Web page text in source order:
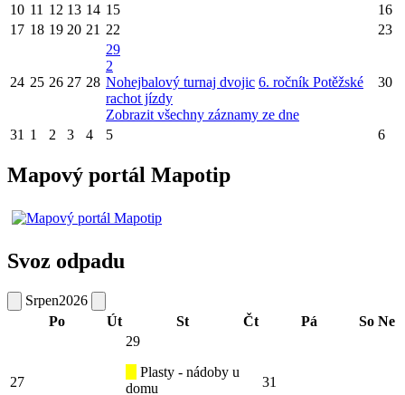
10 11 12 13 14 15
16
17 18 19 20 21 22 23
24 25 26 27 28
29
2
Nohejbalový turnaj dvojic 6. ročník Potěžské
rachot jízdy
Zobrazit všechny záznamy ze dne
30
31 1 2 3 4 5 6
Mapový portál Mapotip
Svoz odpadu
Srpen2026
Po
Út St Čt Pá So Ne
27
29
Plasty - nádoby u
domu
31